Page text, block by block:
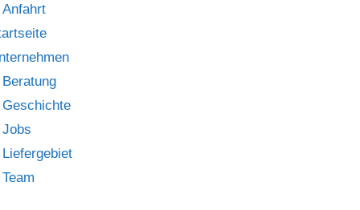
Anfahrt
Beratung
Geschichte
Jobs
Liefergebiet
Team